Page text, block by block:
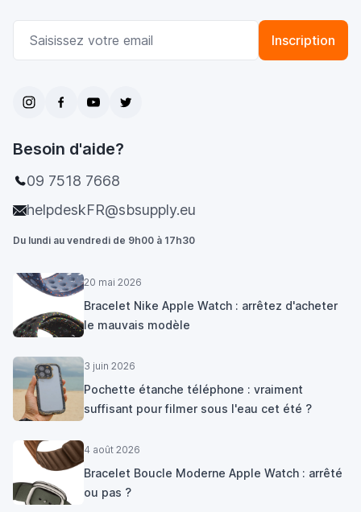
Adresse email
Inscription
Besoin d'aide?
09 7518 7668
helpdeskFR@sbsupply.eu
Du lundi au vendredi de 9h00 à 17h30
20 mai 2026
Bracelet Nike Apple Watch : arrêtez d'acheter
le mauvais modèle
3 juin 2026
Pochette étanche téléphone : vraiment
suffisant pour filmer sous l'eau cet été ?
4 août 2026
Bracelet Boucle Moderne Apple Watch : arrêté
ou pas ?